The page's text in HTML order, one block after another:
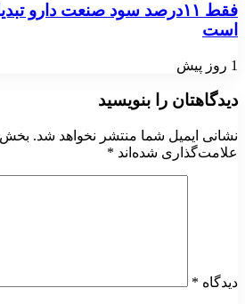
فقط ۱۱‌درصد سود صنعت دارو
است
1 روز پیش
دیدگاهتان را بنویسید
نشانی ایمیل شما منتشر نخواهد شد.
علامت‌گذاری شده‌اند *
دیدگاه *